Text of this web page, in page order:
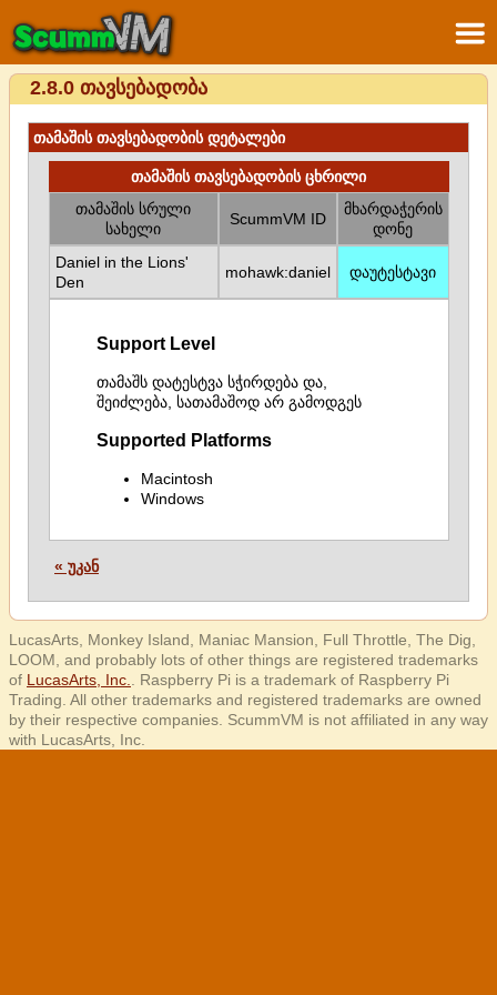
2.8.0 თავსებადობა
თამაშის თავსებადობის დეტალები
თამაშის თავსებადობის ცხრილი
თამაშის სრული
სახელი
ScummVM ID
მხარდაჭერის
დონე
Daniel in the Lions'
Den
mohawk:daniel დაუტესტავი
Support Level
თამაშს დატესტვა სჭირდება და,
შეიძლება, სათამაშოდ არ გამოდგეს
Supported Platforms
Macintosh
Windows
« უკან
LucasArts, Monkey Island, Maniac Mansion, Full Throttle, The Dig,
LOOM, and probably lots of other things are registered trademarks
of LucasArts, Inc.
. Raspberry Pi is a trademark of Raspberry Pi
Trading. All other trademarks and registered trademarks are owned
by their respective companies. ScummVM is not affiliated in any way
with LucasArts, Inc.